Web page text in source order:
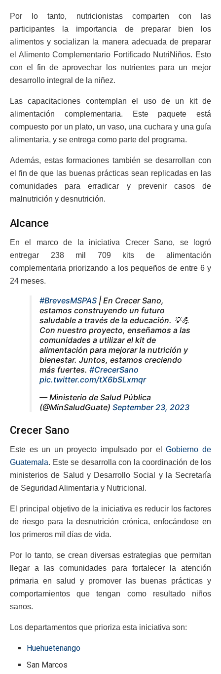
Por lo tanto, nutricionistas comparten con las
participantes la importancia de preparar bien los
alimentos y socializan la manera adecuada de preparar
el Alimento Complementario Fortificado NutriNiños. Esto
con el fin de aprovechar los nutrientes para un mejor
desarrollo integral de la niñez.
Las capacitaciones contemplan el uso de un kit de
alimentación complementaria. Este paquete está
compuesto por un plato, un vaso, una cuchara y una guía
alimentaria, y se entrega como parte del programa.
Además, estas formaciones también se desarrollan con
el fin de que las buenas prácticas sean replicadas en las
comunidades para erradicar y prevenir casos de
malnutrición y desnutrición.
Alcance
En el marco de la iniciativa Crecer Sano, se logró
entregar 238 mil 709 kits de alimentación
complementaria priorizando a los pequeños de entre 6 y
24 meses.
#BrevesMSPAS | En Crecer Sano,
estamos construyendo un futuro
saludable a través de la educación. 💡💪
Con nuestro proyecto, enseñamos a las
comunidades a utilizar el kit de
alimentación para mejorar la nutrición y
bienestar. Juntos, estamos creciendo
más fuertes. #CrecerSano
pic.twitter.com/tX6bSLxmqr
— Ministerio de Salud Pública
(@MinSaludGuate) September 23, 2023
Crecer Sano
Este es un un proyecto impulsado por elGobierno de
Guatemala. Este se desarrolla con la coordinación de los
ministerios de Salud y Desarrollo Social y la Secretaría
de Seguridad Alimentaria y Nutricional.
El principal objetivo de la iniciativa es reducir los factores
de riesgo para la desnutrición crónica, enfocándose en
los primeros mil días de vida.
Por lo tanto, se crean diversas estrategias que permitan
llegar a las comunidades para fortalecer la atención
primaria en salud y promover las buenas prácticas y
comportamientos que tengan como resultado niños
sanos.
Los departamentos que prioriza esta iniciativa son:
Huehuetenango
San Marcos